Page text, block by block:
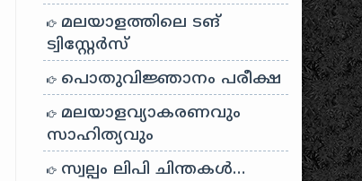
മലയാളത്തിലെ ടങ്
ട്വിസ്റ്റേർസ്
പൊതുവിജ്ഞാനം പരീക്ഷ
മലയാളവ്യാകരണവും
സാഹിത്യവും
സ്വല്പം ലിപി ചിന്തകൾ…